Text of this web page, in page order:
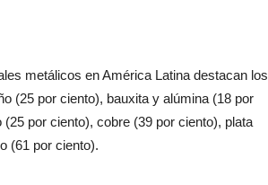
metálicos en América Latina destacan los
(25 por ciento), bauxita y alúmina (18 por
por ciento), cobre (39 por ciento), plata
(61 por ciento).